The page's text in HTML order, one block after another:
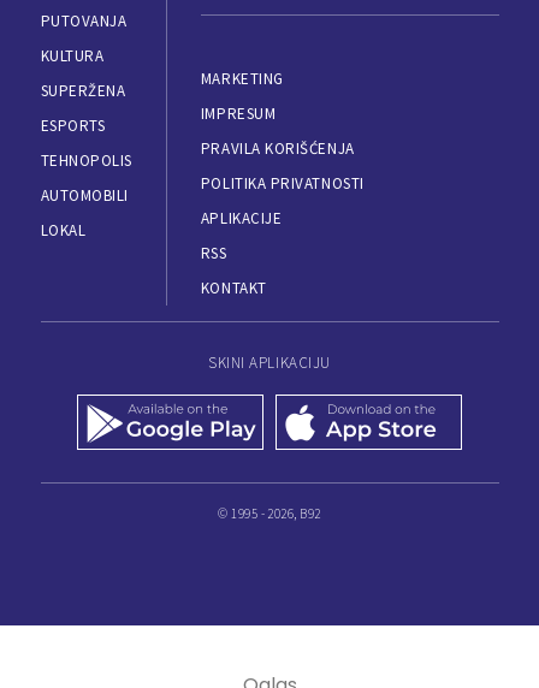
PUTOVANJA
KULTURA
SUPERŽENA
ESPORTS
TEHNOPOLIS
AUTOMOBILI
LOKAL
MARKETING
IMPRESUM
PRAVILA KORIŠĆENJA
POLITIKA PRIVATNOSTI
APLIKACIJE
RSS
KONTAKT
SKINI APLIKACIJU
© 1995 - 2026, B92